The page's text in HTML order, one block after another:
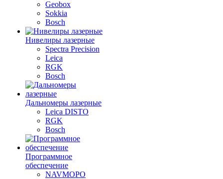
Geobox
Sokkia
Bosch
Нивелиры лазерные
Spectra Precision
Leica
RGK
Bosch
Дальномеры лазерные
Leica DISTO
RGK
Bosch
Программное
обеспечение
NAVMOPO